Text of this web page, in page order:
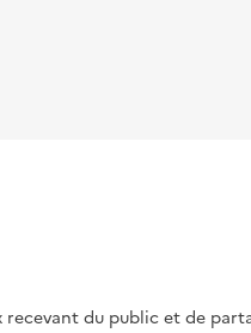
du public et de